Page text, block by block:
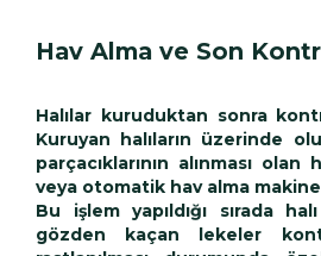
Hav Alma ve Son
Halılar kuruduktan sonra
Kuruyan halıların üzerinde
parçacıklarının alınması
veya otomatik hav alma
Bu işlem yapıldığı sırada
gözden kaçan lekeler